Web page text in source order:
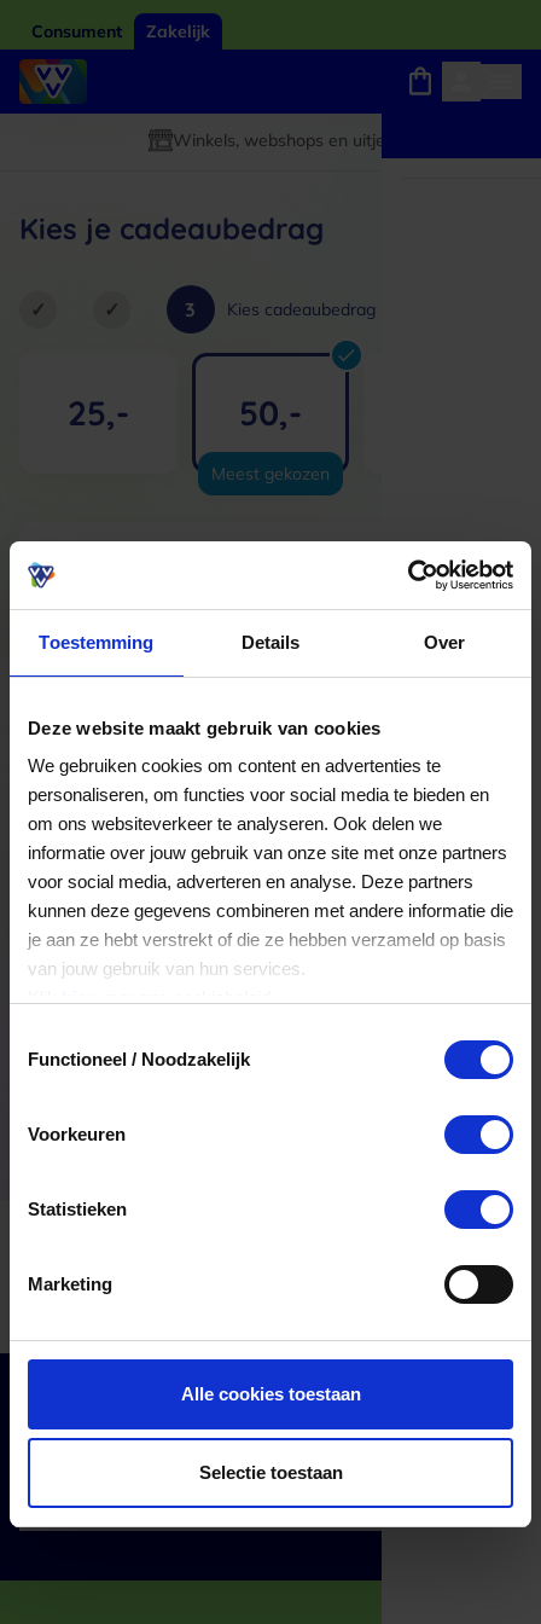
Toestemming Details Over
Deze website maakt gebruik van cookies
We gebruiken cookies om content en advertenties te
personaliseren, om functies voor social media te bieden en
om ons websiteverkeer te analyseren. Ook delen we
informatie over jouw gebruik van onze site met onze partners
voor social media, adverteren en analyse. Deze partners
kunnen deze gegevens combineren met andere informatie die
je aan ze hebt verstrekt of die ze hebben verzameld op basis
van jouw gebruik van hun services.
Functioneel / Noodzakelijk
Voorkeuren
Statistieken
Marketing
Alle cookies toestaan
Selectie toestaan
Consument Zakelijk
Winkels, webshops en uitjes
Keuze uit 18.000 locaties
Giftcard van het jaar 2026
Kies je cadeaubedrag
✓ ✓ 3 Kies cadeaubedrag
25,- 50,-
Meest gekozen
Of voer een eigen bedrag
Vorige stap Volgende stap
50,00
Klantenservice
Over ons